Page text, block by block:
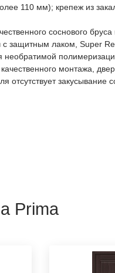
110 мм); крепеж из
соснового бруса
защитным лаком, Super
необратимой
монтажа,
закусывание
Prima